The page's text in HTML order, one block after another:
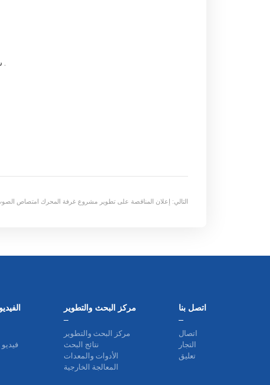
التالي: إعلان المناقصة على تطوير مشروع غرفة المحرك امتصاص
مركز البحث والتطوير
مركز البحث والتطوير
نتائج البحث
الأدوات والمعدات
المعالجة الخارجية
اتصل بنا
اتصال
التجار
تعليق